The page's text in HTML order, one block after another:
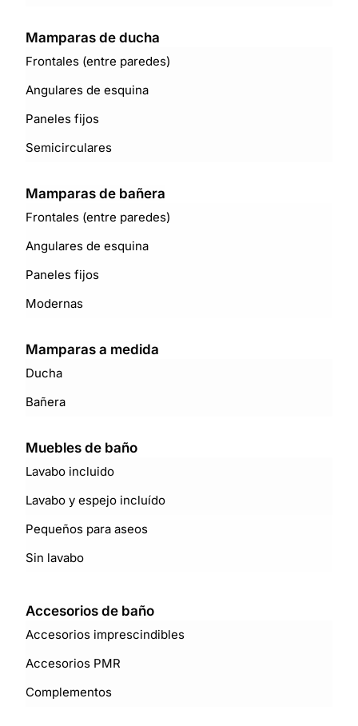
Mamparas de ducha
Frontales (entre paredes)
Angulares de esquina
Paneles fijos
Semicirculares
Mamparas de bañera
Frontales (entre paredes)
Angulares de esquina
Paneles fijos
Modernas
Mamparas a medida
Ducha
Bañera
Muebles de baño
Lavabo incluido
Lavabo y espejo incluído
Pequeños para aseos
Sin lavabo
Accesorios de baño
Accesorios imprescindibles
Accesorios PMR
Complementos